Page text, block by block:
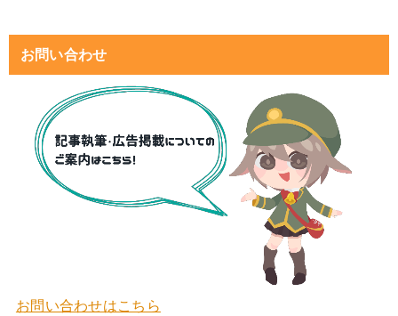
お問い合わせ
お問い合わせはこちら